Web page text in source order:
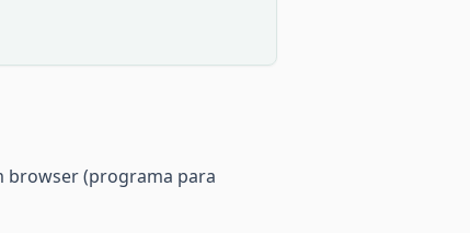
browser (programa para